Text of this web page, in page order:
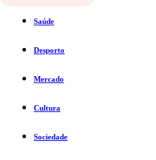
Saúde
Desporto
Mercado
Cultura
Sociedade